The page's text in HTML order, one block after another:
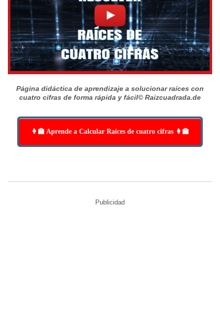
Página didáctica de aprendizaje a solucionar raíces con
cuatro cifras de forma rápida y fácil© Raizcuadrada.de
👩‍🏫 Aprende a Calcular Raíces de cuatro cifras 👩‍🏫
Publicidad